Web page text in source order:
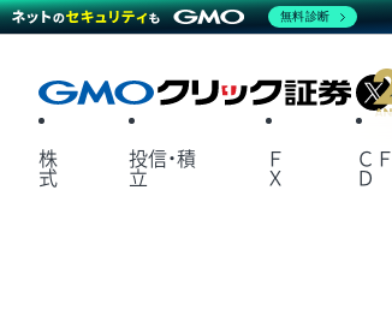
株
式
投信・積
立
Ｆ
Ｘ
ＣＦ
Ｄ
無料診断